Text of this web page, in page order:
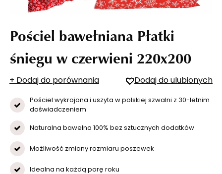
Pościel bawełniana Płatki
śniegu w czerwieni 220x200
+ Dodaj do porównania Dodaj do ulubionych
Pościel wykrojona i uszyta w polskiej szwalni z 30-letnim
doświadczeniem
Naturalna bawełna 100% bez sztucznych dodatków
Możliwość zmiany rozmiaru poszewek
Idealna na każdą porę roku